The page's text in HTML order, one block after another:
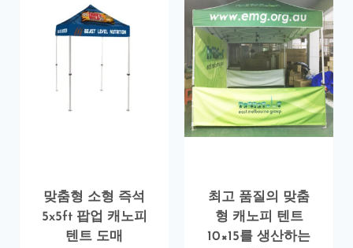
맞춤형 소형 즉석
5x5ft 팝업 캐노피
텐트 도매
최고 품질의 맞춤
형 캐노피 텐트
10×15를 생산하는